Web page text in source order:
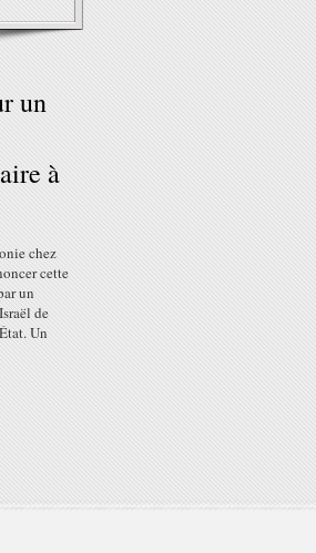
un
à
chez
cette
un
de
Un